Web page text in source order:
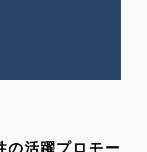
の活躍プロモー